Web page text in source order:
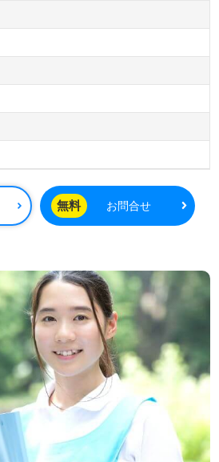
活動をサポートいたします。
無料 お問合せ